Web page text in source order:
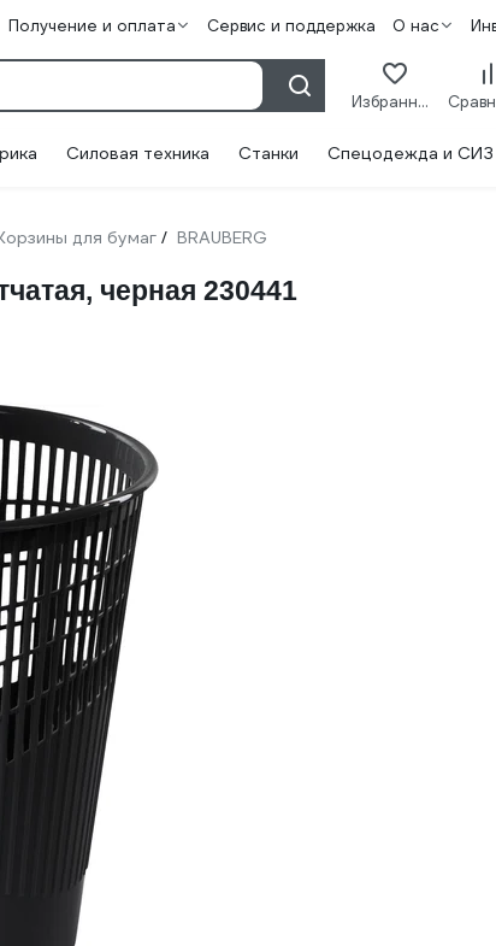
Получение и оплата Сервис и поддержка О нас
Избранное
Силовая техника Станки Спецодежда и СИЗ
для бумаг / BRAUBERG
черная 230441